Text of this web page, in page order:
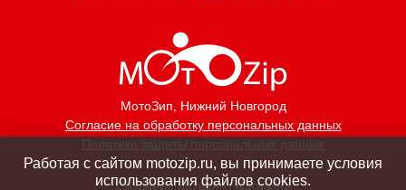
МотоЗип, Нижний Новгород
Согласие на обработку персональных данных
Политика защиты персональных данных
Создание интернет магазина
Работая с сайтом motozip.ru, вы принимаете условия
использования файлов cookies.